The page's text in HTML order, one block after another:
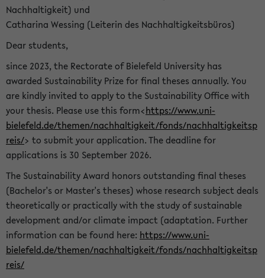
Nachhaltigkeit) und
Catharina Wessing (Leiterin des Nachhaltigkeitsbüros)
Dear students,
since 2023, the Rectorate of Bielefeld University has
awarded Sustainability Prize for final theses annually. You
are kindly invited to apply to the Sustainability Office with
your thesis. Please use this form<https://www.uni-
bielefeld.de/themen/nachhaltigkeit/fonds/nachhaltigkeitsp
reis/> to submit your application. The deadline for
applications is 30 September 2026.
The Sustainability Award honors outstanding final theses
(Bachelor's or Master's theses) whose research subject deals
theoretically or practically with the study of sustainable
development and/or climate impact (adaptation. Further
information can be found here: https://www.uni-
bielefeld.de/themen/nachhaltigkeit/fonds/nachhaltigkeitsp
reis/